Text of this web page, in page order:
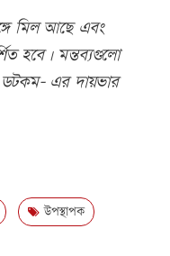
মিল আছে এবং
হবে। মন্তব্যগুলো
এর দায়ভার
উপস্থাপক